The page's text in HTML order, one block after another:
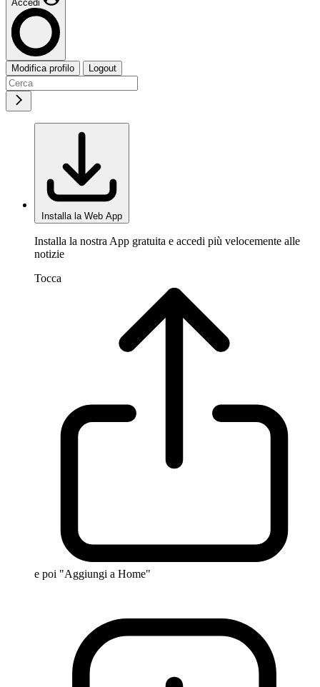
Accedi
Modifica profilo Logout
Installa la Web App
Installa la nostra App gratuita e accedi più velocemente alle
notizie
Tocca
e poi "Aggiungi a Home"